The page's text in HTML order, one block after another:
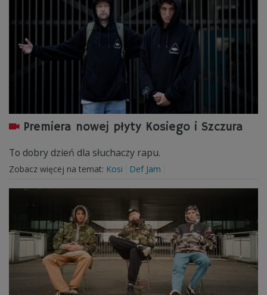
Premiera nowej płyty Kosiego i Szczura
To dobry dzień dla słuchaczy rapu.
Zobacz więcej na temat: Kosi Def Jam